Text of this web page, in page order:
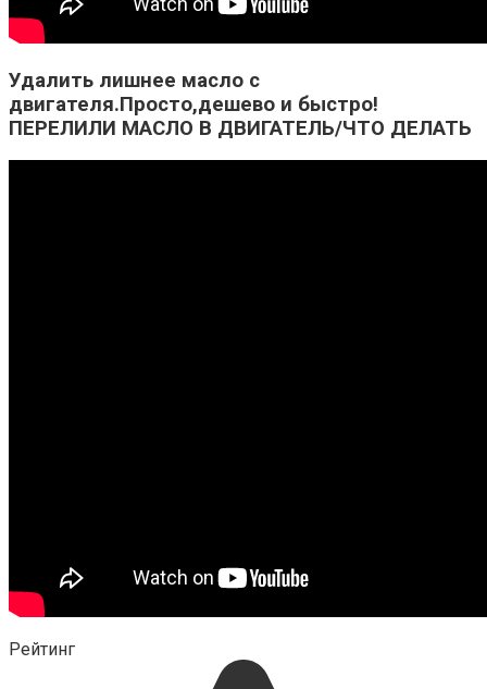
Удалить лишнее масло с
двигателя.Просто,дешево и быстро!
ПЕРЕЛИЛИ МАСЛО В ДВИГАТЕЛЬ/ЧТО ДЕЛАТЬ
Рейтинг